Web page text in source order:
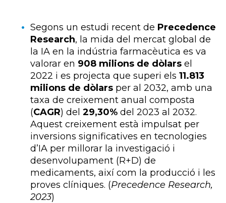
Segons un estudi recent de Precedence
Research, la mida del mercat global de
la IA en la indústria farmacèutica es va
valorar en 908 milions de dòlars el
2022 i es projecta que superi els 11.813
milions de dòlars per al 2032, amb una
taxa de creixement anual composta
(CAGR) del 29,30% del 2023 al 2032.
Aquest creixement està impulsat per
inversions significatives en tecnologies
d’IA per millorar la investigació i
desenvolupament (R+D) de
medicaments, així com la producció i les
proves clíniques. (Precedence Research,
2023)